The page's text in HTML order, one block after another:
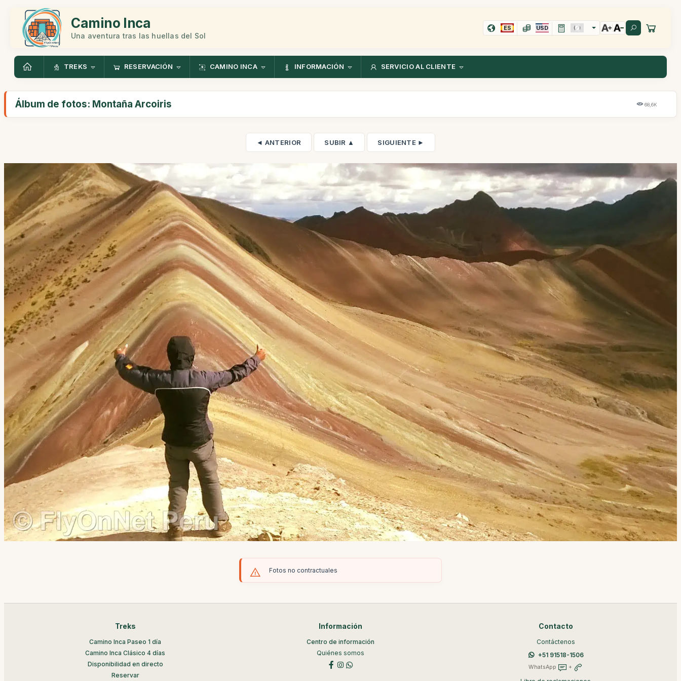
Camino Inca
Una aventura tras las huellas del Sol
ES USD
TREKS RESERVACIÓN CAMINO INCA INFORMACIÓN SERVICIO AL CLIENTE
Álbum de fotos: Montaña Arcoiris 68,6K
◄ ANTERIOR SUBIR ▲ SIGUIENTE ►
Fotos no contractuales
Treks
Camino Inca Paseo 1 día
Camino Inca Clásico 4 días
Disponibilidad en directo
Reservar
Información
Centro de información
Quiénes somos
Contacto
Contáctenos
+51 91518-1506
WhatsApp +